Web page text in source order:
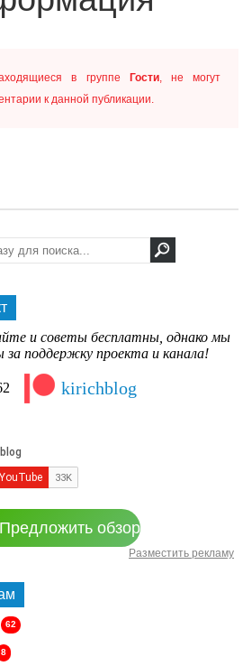
в группе Гости, не могут
к данной публикации.
и советы бесплатны, однако мы
за поддержку проекта и канала!
kirichblog
Предложить обзор
Разместить рекламу
62
8